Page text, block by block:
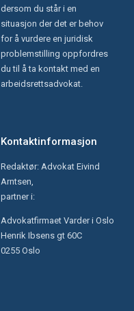
dersom du står i en
situasjon der det er behov
for å vurdere en juridisk
problemstilling oppfordres
du til å ta kontakt med en
arbeidsrettsadvokat.
Kontaktinformasjon
Redaktør: Advokat Eivind
Arntsen,
partner i:
Advokatfirmaet Varder i Oslo
Henrik Ibsens gt 60C
0255 Oslo